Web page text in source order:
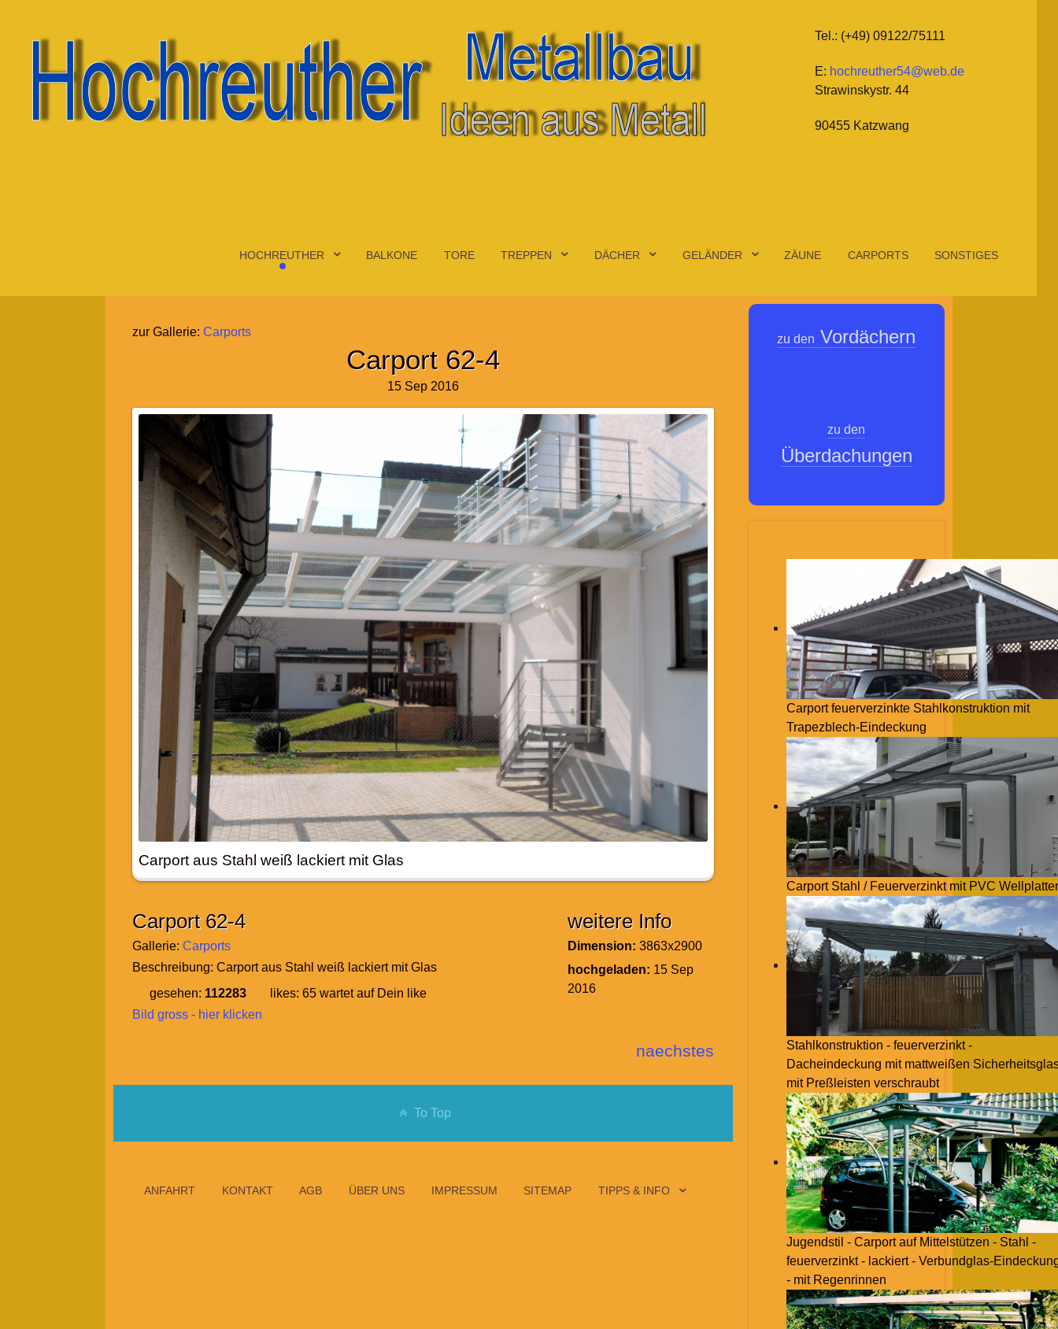
Tel.: (+49) 09122/75111
E: hochreuther54@web.de
Strawinskystr. 44
90455 Katzwang
HOCHREUTHER BALKONE TORE TREPPEN DÄCHER GELÄNDER ZÄUNE CARPORTS SONSTIGES
zur Gallerie:Carports
Carport 62-4
15 Sep 2016
Carport aus Stahl weiß lackiert mit Glas
Carport 62-4
Gallerie:Carports
Beschreibung:Carport aus Stahl weiß lackiert mit Glas
gesehen: 112283 likes:65 wartet auf Dein like
Bild gross - hier klicken
weitere Info
Dimension:3863x2900
hochgeladen: 15 Sep
2016
naechstes
To Top
ANFAHRT KONTAKT AGB ÜBER UNS IMPRESSUM SITEMAP TIPPS & INFO
zu den Vordächern
zu den
Überdachungen
Carport feuerverzinkte Stahlkonstruktion mit
Trapezblech-Eindeckung
Carport Stahl / Feuerverzinkt mit PVC
Stahlkonstruktion - feuerverzinkt -
Dacheindeckung mit mattweißen
mit Preßleisten verschraubt
Jugendstil - Carport auf Mittelstützen - Stahl -
feuerverzinkt - lackiert - Verbundglas-
- mit Regenrinnen